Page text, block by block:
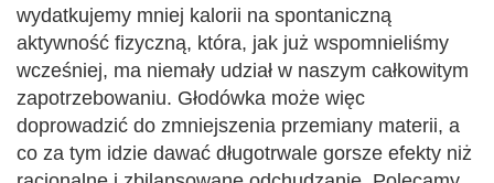
wydatkujemy mniej kalorii na spontaniczną
aktywność fizyczną, która, jak już wspomnieliśmy
wcześniej, ma niemały udział w naszym całkowitym
zapotrzebowaniu. Głodówka może więc
doprowadzić do zmniejszenia przemiany materii, a
co za tym idzie dawać długotrwale gorsze efekty niż